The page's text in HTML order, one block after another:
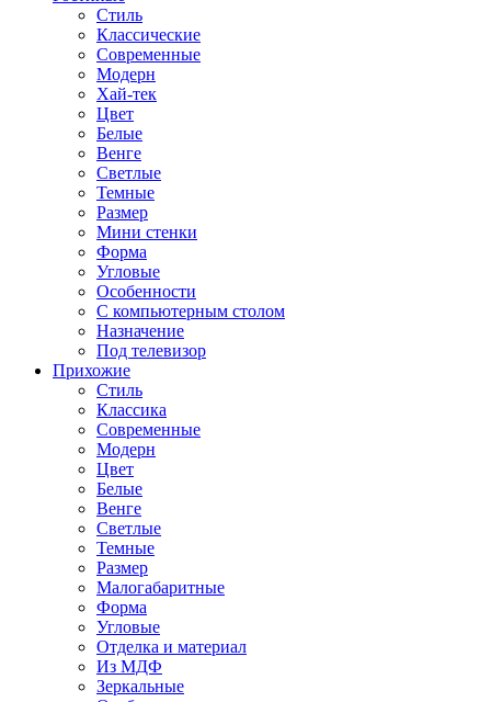
Стиль
Классические
Современные
Модерн
Хай-тек
Цвет
Белые
Венге
Светлые
Темные
Размер
Мини стенки
Форма
Угловые
Особенности
С компьютерным столом
Назначение
Под телевизор
Прихожие
Стиль
Классика
Современные
Модерн
Цвет
Белые
Венге
Светлые
Темные
Размер
Малогабаритные
Форма
Угловые
Отделка и материал
Из МДФ
Зеркальные